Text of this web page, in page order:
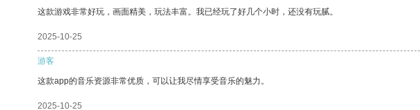
这款游戏非常好玩，画面精美，玩法丰富。我已经玩了好几个小时，还没有玩腻。
2025-10-25
游客
这款app的音乐资源非常优质，可以让我尽情享受音乐的魅力。
2025-10-25